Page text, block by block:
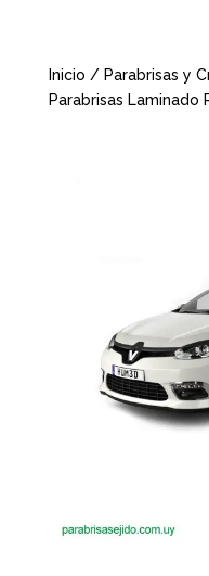
Inicio / Parabrisas y
Parabrisas Laminado